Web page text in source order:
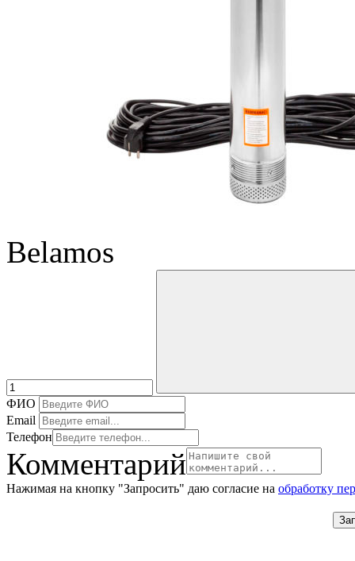
Belamos
ФИО
Email
Телефон
Комментарий
Нажимая на кнопку "Запросить" даю согласие на обработку